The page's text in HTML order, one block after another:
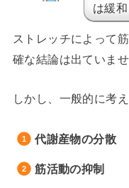
は緩
ストレッチによって
確な結論は出ていませ
しかし、一般的に考
代謝産物の分散
筋活動の抑制